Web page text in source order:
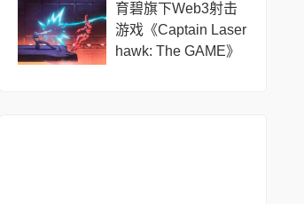
育碧旗下Web3射击
游戏《Captain Laser
hawk: The GAME》